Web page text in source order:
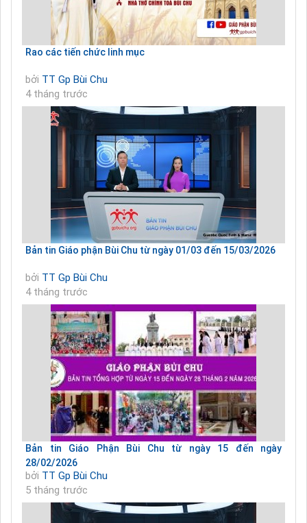
Rao các tiến chức linh mục
bởi TT Gp Bùi Chu
4 tháng trước
Bản tin Giáo phận Bùi Chu từ ngày 01/03 đến 15/03/2026
bởi TT Gp Bùi Chu
4 tháng trước
Bản tin Giáo Phận Bùi Chu từ ngày 15 đến ngày
28/02/2026
bởi TT Gp Bùi Chu
5 tháng trước